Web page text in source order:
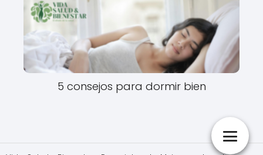
5 consejos para dormir bien